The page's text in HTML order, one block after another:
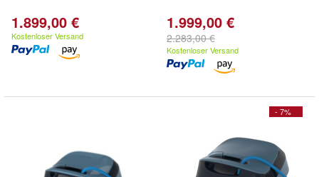
1.899,00 €
Kostenloser Versand
1.999,00 €
2.283,00 €
Kostenloser Versand
- 7%